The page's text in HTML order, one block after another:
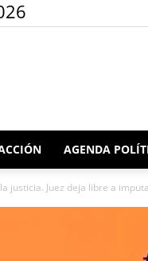
AGENDA
justicia. Juez deja libre a